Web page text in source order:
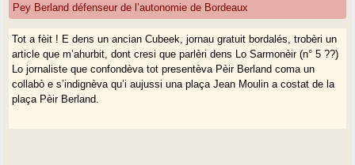
Pey Berland défenseur de l’autonomie de Bordeaux
Tot a fèit ! E dens un ancian Cubeek, jornau gratuit bordalés, trobèri un
article que m’ahurbit, dont cresi que parlèri dens Lo Sarmonèir (n° 5 ??)
Lo jornaliste que confondèva tot presentèva Pèir Berland coma un
collabò e s’indignèva qu’i aujussi una plaça Jean Moulin a costat de la
plaça Pèir Berland.